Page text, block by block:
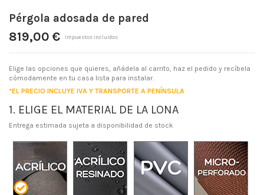
Pérgola adosada de pared
819,00 € Impuestos incluidos
Elige las opciones que quieres, añádela al carrito, haz el pedido y recíbela
cómodamente en tu casa lista para instalar.
*EL PRECIO INCLUYE IVA Y TRANSPORTE A PENÍNSULA
1. ELIGE EL MATERIAL DE LA LONA
Entrega estimada sujeta a disponibilidad de stock